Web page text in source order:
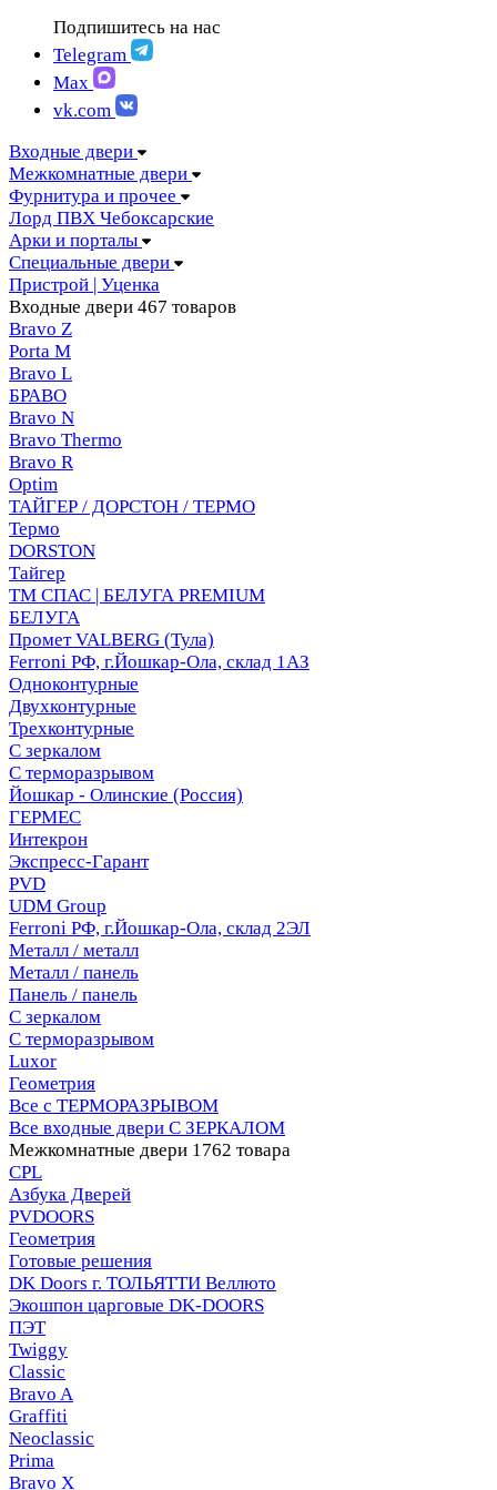
ЛОРД Чебоксары
Складные двери
Скрытые двери
FELICIA | Феличия
FUTURISTIC | Футуристик
ITALY | Италия
KANTRI | Кантри
LUMI LINE | Люми лайн
MIA MARIA | Мия Мария
MILETTI | Милетти
MODERN | Модерн
MOLLE | Молле
MONTE | Монте
PRIMA | Прима
RENAISSANCE | Ренессанс
RILIEVO | Рильево
STYLE | Стайл
TECHNO | Техно
TOCCO | ТОККО
VILLA KANTRI | Вилла кантри
Подпишитесь на нас
Telegram
Max
vk.com
Входные двери
Межкомнатные двери
Фурнитура и прочее
Лорд ПВХ Чебоксарские
Арки и порталы
Специальные двери
Пристрой | Уценка
Входные двери 467 товаров
Bravo Z
Porta М
Bravo L
БРАВО
Bravo N
Bravo Thermo
Bravo R
Optim
ТАЙГЕР / ДОРСТОН / ТЕРМО
Термо
DORSTON
Тайгер
ТМ СПАС | БЕЛУГА PREMIUM
БЕЛУГА
Промет VALBERG (Тула)
Ferroni РФ, г.Йошкар-Ола, склад 1АЗ
Одноконтурные
Двухконтурные
Трехконтурные
С зеркалом
С терморазрывом
Йошкар - Олинские (Россия)
ГЕРМЕС
Интекрон
Экспресс-Гарант
PVD
UDM Group
Ferroni РФ, г.Йошкар-Ола, склад 2ЭЛ
Металл / металл
Металл / панель
Панель / панель
С зеркалом
С терморазрывом
Luxor
Геометрия
Все с ТЕРМОРАЗРЫВОМ
Все входные двери С ЗЕРКАЛОМ
Межкомнатные двери 1762 товара
CPL
Азбука Дверей
PVDOORS
Геометрия
Готовые решения
DK Doors г. ТОЛЬЯТТИ Веллюто
Экошпон царговые DK-DOORS
ПЭТ
Twiggy
Classic
Bravo A
Graffiti
Neoclassic
Prima
Bravo X